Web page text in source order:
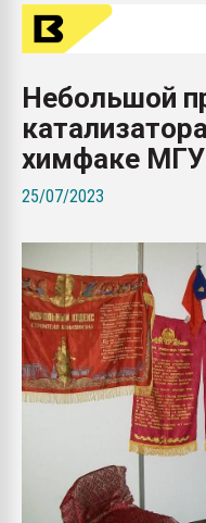
Небольшой
химфаке МГУ
25/07/2023